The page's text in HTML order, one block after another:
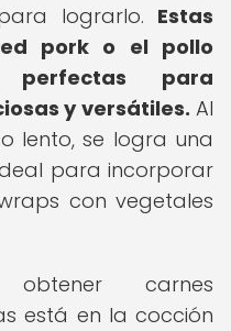
lograrlo. Estas
pork o el pollo
perfectas para
y versátiles. Al
lento, se logra una
para incorporar
con vegetales
carnes
está en la cocción